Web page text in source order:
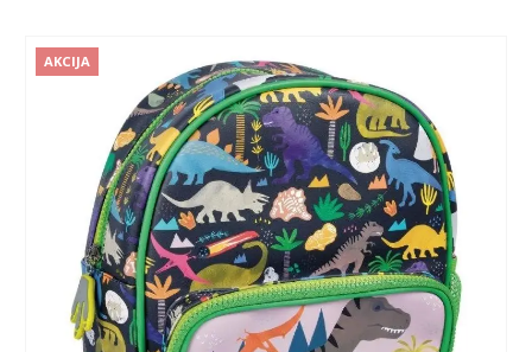
AKCIJA